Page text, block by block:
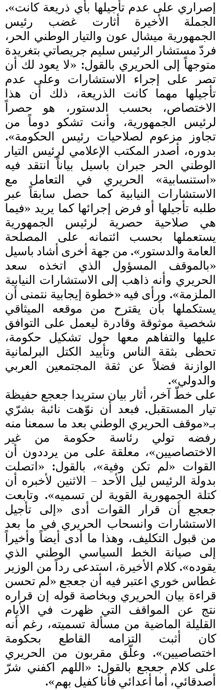
إصراري على عدم تأجيلها بأي ذريعة كانت».
الجملة الأخيرة أثارت غضب رئيس
الجمهورية ميشال عون والتيار الوطني الحر،
فردّ مستشار الرئيس سليم جريصاتي بتغريدة
متوجهاً إلى الحريري بالقول: «لا يعود لك أن
تصر على إجراء الاستشارات وعلى عدم
تأجيلها مهما كانت الذريعة، ذلك أن هذا
الاختصاص، بحسب الدستور، هو حصراً
لرئيس الجمهورية، وأنت تشكو دوماً من
تجاوز مزعوم لصلاحيات رئيس الحكومة».
بدوره، أصدر المكتب الإعلامي لرئيس التيار
الوطني الحر جبران باسيل بياناً انتقد فيه
«استنسابية» الحريري في التعامل مع
الاستشارات النيابية كما حصل سابقاً عبر
طلبه تأجيلها أو فرض إجرائها كما يريد «فيما
هي صلاحية حصرية لرئيس الجمهورية
يستعملها بحسب ائتمانه على المصلحة
العامة والدستور». من جهة أخرى أشاد باسيل
«بالموقف المسؤول الذي اتخذه سعد
الحريري وأنه ذاهب إلى الاستشارات النيابية
الملزمة». ورأى فيه «خطوة إيجابية نتمنى أن
يستكملها بأن يقترح من موقعه الميثاقي
شخصية موثوقة وقادرة ليعمل على التوافق
عليها والتفاهم معها حول تشكيل حكومة،
تحظى بثقة الناس وتأييد الكتل البرلمانية
الوازنة فضلاً عن ثقة المجتمعين العربي
والدولي».
على خطّ آخر، أثار بيان ستريدا جعجع حفيظة
تيار المستقبل. فبعد أن نوّهت نائبة بشرّي
بـ«موقف الحريري الوطني بعد ما سمعنا منه
رفضه تولي رئاسة حكومة من غير
الاختصاصيين»، معلقة على من يرددون أن
القوات «لم تكن وفية»، بالقول: «اتصلت
بدولة الرئيس ليل الأحد – الاثنين لأخبره أن
كتلة الجمهورية القوية لن تسميه». وتابعت
جعجع أن قرار القوات أدى «إلى تأجيل
الاستشارات وانسحاب الحريري في ما بعد
من قبول التكليف، وهذا ما أدى أيضاً وأخيراً
إلى صيانة الخط السياسي الوطني الذي
يقوده». كلام الأخيرة، استدعى رداً من الوزير
غطاس خوري اعتبر فيه أن جعجع «لم تحسن
قراءة بيان الحريري وبخاصة قوله إن قراره
نتج عن المواقف التي ظهرت في الأيام
القليلة الماضية من مسألة تسميته، رغم أنه
كان أثبت التزامه القاطع بحكومة
اختصاصيين». وعلّق مقربون من الحريري
على كلام جعجع بالقول: «اللهم اكفني شرّ
أصدقائي، أما أعدائي فأنا كفيل بهم».